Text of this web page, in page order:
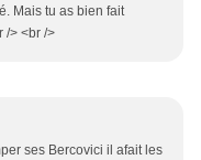
Mais tu as bien fait
/> <br />
ses Bercovici il afait les